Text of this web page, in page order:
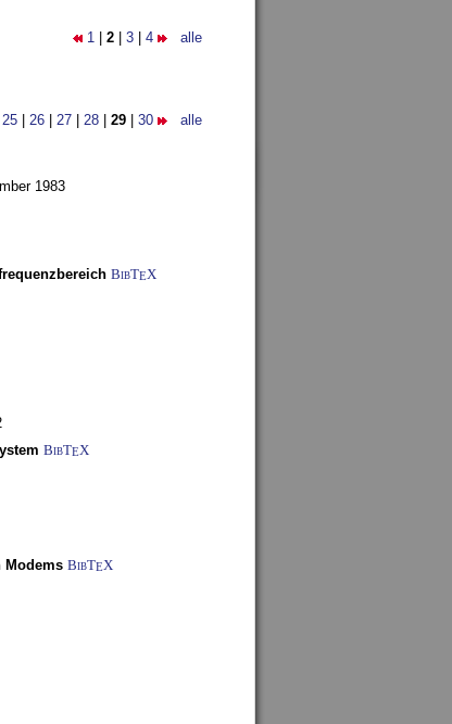
1 2 3 4 alle
25 26 27 28 29 30 alle
1983
BibTEX
BibTEX
Modems BibTEX